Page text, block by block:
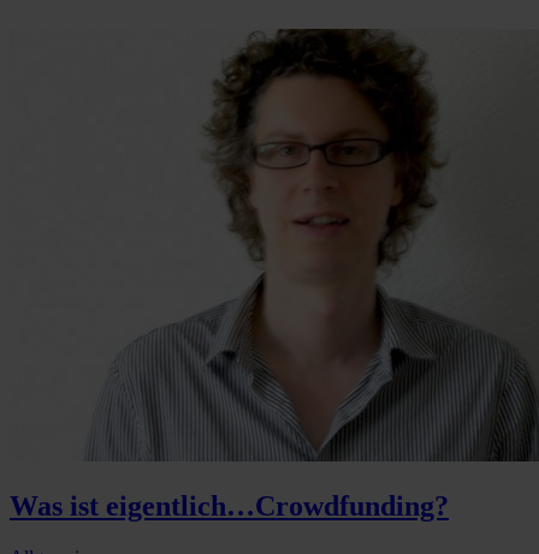
Was ist eigentlich…Crowdfunding?